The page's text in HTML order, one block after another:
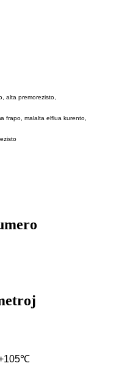
alta premorezisto,
frapo, malalta elflua kurento,